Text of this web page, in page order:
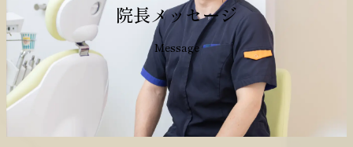
院長メッセージ
Message